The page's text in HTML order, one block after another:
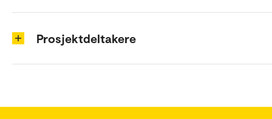
Prosjektdeltakere